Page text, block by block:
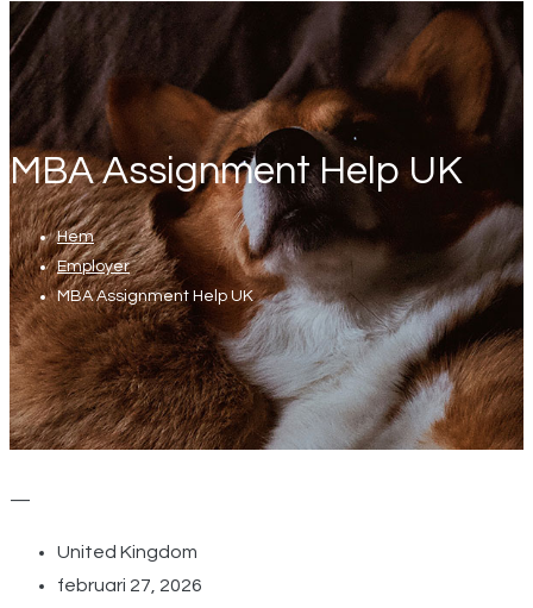
MBA Assignment Help UK
Hem
Employer
MBA Assignment Help UK
—
United Kingdom
februari 27, 2026